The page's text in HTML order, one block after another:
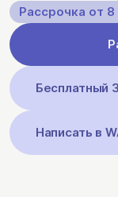
Рассрочка от
Бесплатный
Написать в